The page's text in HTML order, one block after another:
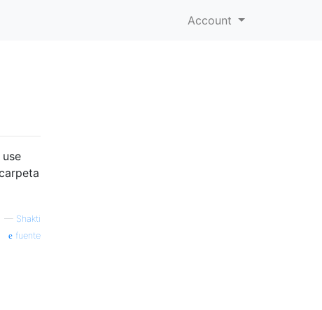
Account
— Shakti
fuente